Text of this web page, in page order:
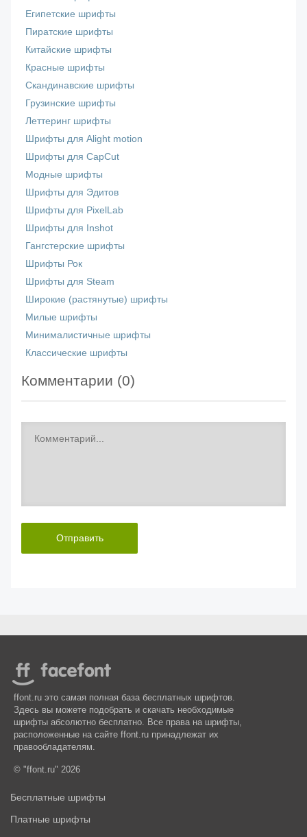
Египетские шрифты
Пиратские шрифты
Китайские шрифты
Красные шрифты
Скандинавские шрифты
Грузинские шрифты
Леттеринг шрифты
Шрифты для Alight motion
Шрифты для CapCut
Модные шрифты
Шрифты для Эдитов
Шрифты для PixelLab
Шрифты для Inshot
Гангстерские шрифты
Шрифты Рок
Шрифты для Steam
Широкие (растянутые) шрифты
Милые шрифты
Минималистичные шрифты
Классические шрифты
Комментарии (0)
Отправить
ffont.ru это самая полная база бесплатных шрифтов.
Здесь вы можете подобрать и скачать необходимые
шрифты абсолютно бесплатно. Все права на шрифты,
расположенные на сайте ffont.ru принадлежат их
правообладателям.
© "ffont.ru" 2026
Бесплатные шрифты
Платные шрифты